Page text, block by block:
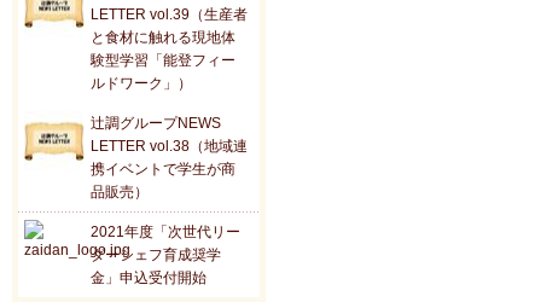
LETTER vol.39（生産者
と食材に触れる現地体
験型学習「能登フィー
ルドワーク」）
辻調グループNEWS
LETTER vol.38（地域連
携イベントで学生が商
品販売）
2021年度「次世代リー
ダーシェフ育成奨学
金」申込受付開始